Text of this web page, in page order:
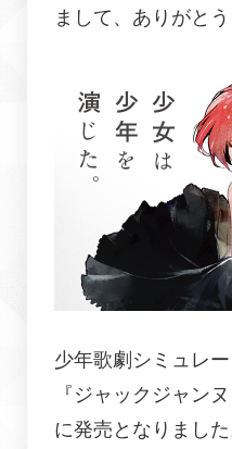
まして、ありがとう
少年歌劇シミュレ
『ジャックジャン
に発売となりました